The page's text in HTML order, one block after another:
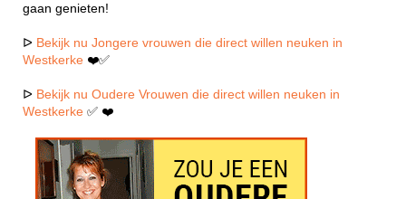
gaan genieten!
ᐅ Bekijk nu Jongere vrouwen die direct willen neuken in
Westkerke ❤️✅
ᐅ Bekijk nu Oudere Vrouwen die direct willen neuken in
Westkerke ✅ ❤️